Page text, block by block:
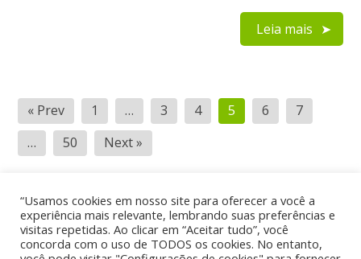
Leia mais
Navegação
por
posts
« Prev 1 … 3 4 5 6
7
…
50 Next »
Home Quem Somos
Contato
Política de Privacidade
“Usamos cookies em nosso site para oferecer a você a
experiência mais relevante, lembrando suas preferências e
visitas repetidas. Ao clicar em “Aceitar tudo”, você
concorda com o uso de TODOS os cookies. No entanto,